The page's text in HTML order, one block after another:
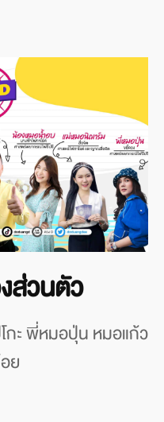
ส่วนตัว
กะ พี่หมอปุ่น หมอแก้ว
ย